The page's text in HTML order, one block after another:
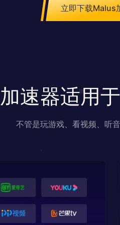
立即下载Malus
速器适用
不管是玩游戏、看视频、听